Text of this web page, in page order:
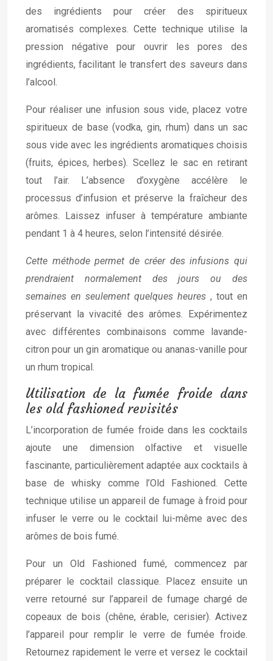
des ingrédients pour créer des spiritueux
aromatisés complexes. Cette technique utilise la
pression négative pour ouvrir les pores des
ingrédients, facilitant le transfert des saveurs dans
l’alcool.
Pour réaliser une infusion sous vide, placez votre
spiritueux de base (vodka, gin, rhum) dans un sac
sous vide avec les ingrédients aromatiques choisis
(fruits, épices, herbes). Scellez le sac en retirant
tout l’air. L’absence d’oxygène accélère le
processus d’infusion et préserve la fraîcheur des
arômes. Laissez infuser à température ambiante
pendant 1 à 4 heures, selon l’intensité désirée.
Cette méthode permet de créer des infusions qui
prendraient normalement des jours ou des
semaines en seulement quelques heures , tout en
préservant la vivacité des arômes. Expérimentez
avec différentes combinaisons comme lavande-
citron pour un gin aromatique ou ananas-vanille pour
un rhum tropical.
Utilisation de la fumée froide dans
les old fashioned revisités
L’incorporation de fumée froide dans les cocktails
ajoute une dimension olfactive et visuelle
fascinante, particulièrement adaptée aux cocktails à
base de whisky comme l’Old Fashioned. Cette
technique utilise un appareil de fumage à froid pour
infuser le verre ou le cocktail lui-même avec des
arômes de bois fumé.
Pour un Old Fashioned fumé, commencez par
préparer le cocktail classique. Placez ensuite un
verre retourné sur l’appareil de fumage chargé de
copeaux de bois (chêne, érable, cerisier). Activez
l’appareil pour remplir le verre de fumée froide.
Retournez rapidement le verre et versez le cocktail